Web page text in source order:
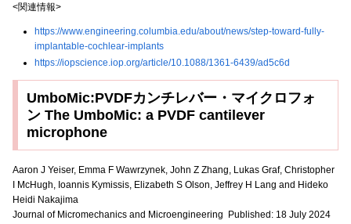
<関連情報>
https://www.engineering.columbia.edu/about/news/step-toward-fully-
implantable-cochlear-implants
https://iopscience.iop.org/article/10.1088/1361-6439/ad5c6d
UmboMic:PVDFカンチレバー・マイクロフォ
ン The UmboMic: a PVDF cantilever
microphone
Aaron J Yeiser, Emma F Wawrzynek, John Z Zhang, Lukas Graf, Christopher
I McHugh, Ioannis Kymissis, Elizabeth S Olson, Jeffrey H Lang and Hideko
Heidi Nakajima
Journal of Micromechanics and Microengineering Published: 18 July 2024